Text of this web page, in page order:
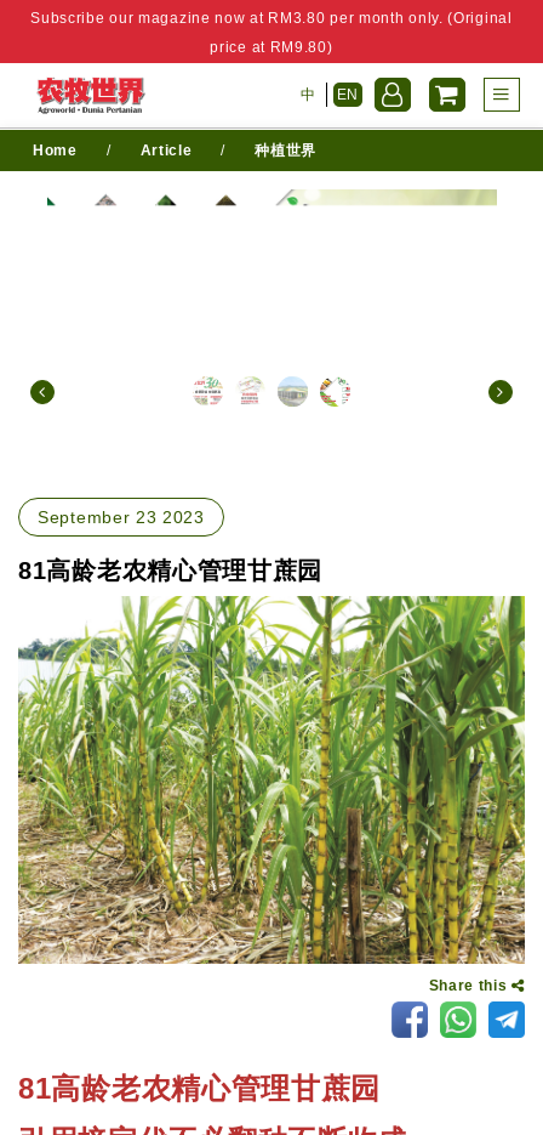
Subscribe our magazine now at RM3.80 per month only. (Original
price at RM9.80)
中 EN
Home / Article / 种植世界
September 23 2023
81高龄老农精心管理甘蔗园
Share this
81高龄老农精心管理甘蔗园